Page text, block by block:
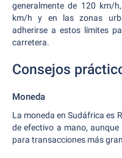
generalmente de 120 km/
km/h y en las zonas
adherirse a estos límites
carretera.
Consejos
Moneda
La moneda en Sudáfrica es
de efectivo a mano,
para transacciones más